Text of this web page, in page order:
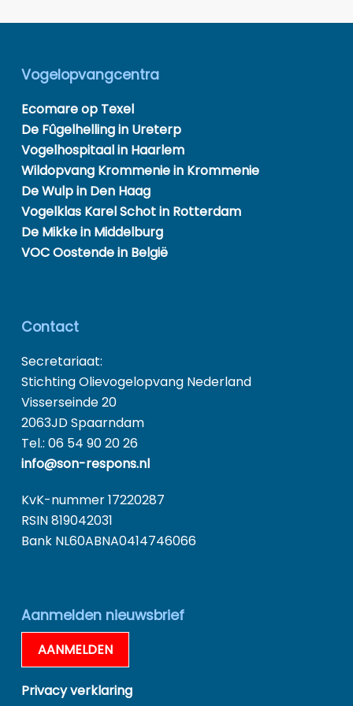
Vogelopvangcentra
Ecomare op Texel
De Fûgelhelling in Ureterp
Vogelhospitaal in Haarlem
Wildopvang Krommenie in Krommenie
De Wulp in Den Haag
Vogelklas Karel Schot in Rotterdam
De Mikke in Middelburg
VOC Oostende in België
Contact
Secretariaat:
Stichting Olievogelopvang Nederland
Visserseinde 20
2063JD Spaarndam
Tel.: 06 54 90 20 26
info@son-respons.nl
KvK-nummer 17220287
RSIN 819042031
Bank NL60ABNA0414746066
Aanmelden nieuwsbrief
AANMELDEN
Privacy verklaring